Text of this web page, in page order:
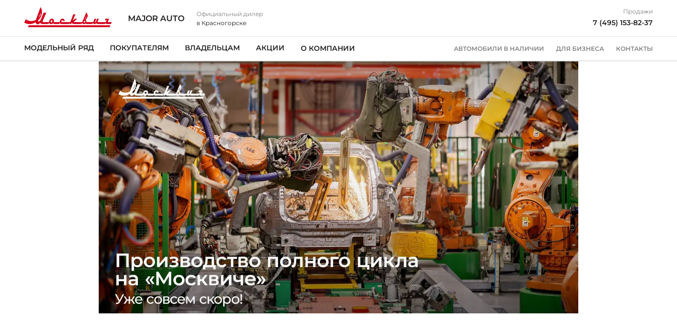
MAJOR AUTO
Официальный дилер
в Красногорске
Продажи
7 (495) 153-82-37
МОДЕЛЬНЫЙ РЯД ПОКУПАТЕЛЯМ ВЛАДЕЛЬЦАМ АКЦИИ О КОМПАНИИ АВТОМОБИЛИ В НАЛИЧИИ ДЛЯ БИЗНЕСА КОНТАКТЫ